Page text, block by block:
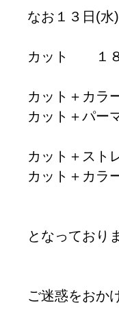
なお１３日(
カット １８
カット＋カ
カット＋パー
カット＋
カット＋カラ
となっており
ご迷惑をおか